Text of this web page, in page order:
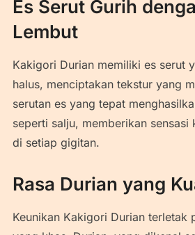
Es Serut Gurih
Lembut
Kakigori Durian memiliki es serut
halus, menciptakan tekstur yang
serutan es yang tepat
seperti salju, memberikan sensasi
di setiap gigitan.
Rasa Durian yang
Keunikan Kakigori Durian terletak